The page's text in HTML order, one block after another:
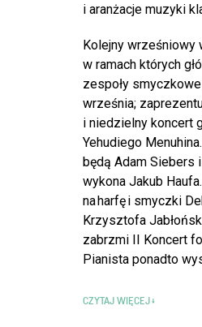
i aranżacje muzyki
Kolejny wrześniowy
w ramach których
zespoły
września;
i niedzielny koncert
Yehudiego
będą Adam Siebers
wykona Jakub
na harfę i smyczki
Krzysztofa
zabrzmi II Koncert
Pianista ponadto
CZYTAJ WIĘCEJ